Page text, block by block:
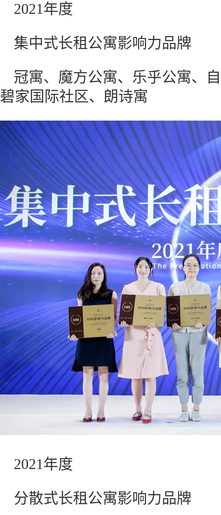
2021年度
集中式长租公寓影响力品牌
冠寓、魔方公寓、乐乎公寓、
碧家国际社区、朗诗寓
2021年度
分散式长租公寓影响力品牌